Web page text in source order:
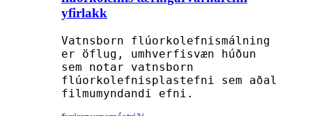
yfirlakk
Vatnsborn flúorkolefnismálning
er öflug, umhverfisvæn húðun
sem notar vatnsborn
flúorkolefnisplastefni sem aðal
filmumyndandi efni.